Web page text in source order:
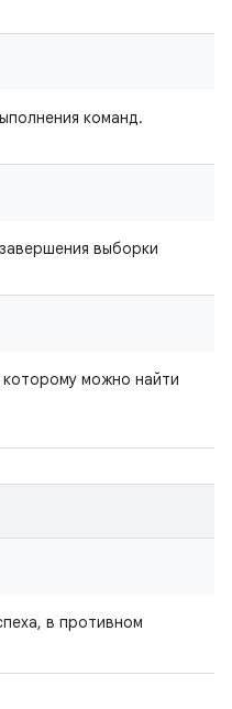
команд.
выборки
которому можно найти
в противном